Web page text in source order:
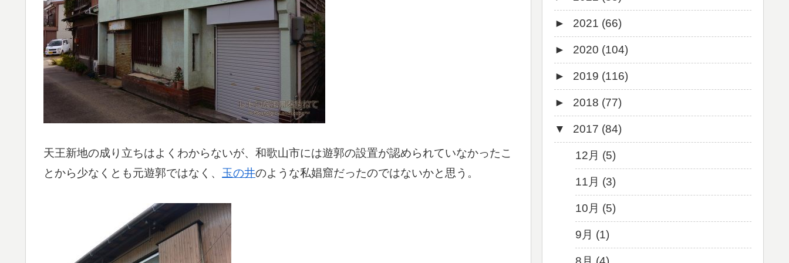
天王新地の成り立ちはよくわからないが、和歌山市には遊郭の設置が認められていなかったこ
とから少なくとも元遊郭ではなく、 玉の井のような私娼窟だったのではないかと思う。
5月 (2)
4月 (3)
3月 (1)
8月 (1)
7月 (8)
6月 (5)
5月 (7)
4月 (9)
3月 (15)
2月 (6)
1月 (10)
12月 (3)
10月 (1)
9月 (4)
8月 (5)
7月 (5)
6月 (8)
5月 (13)
4月 (12)
3月 (13)
► 2021 (66)
12月 (4)
11月 (8)
10月 (1)
8月 (2)
7月 (4)
6月 (6)
5月 (5)
4月 (10)
► 2020 (104)
12月 (7)
11月 (10)
10月 (8)
9月 (5)
8月 (9)
7月 (8)
6月 (3)
► 2019 (116)
12月 (9)
11月 (11)
10月 (9)
9月 (16)
8月 (9)
7月 (11)
► 2018 (77)
12月 (6)
11月 (4)
10月 (8)
9月 (12)
8月 (4)
▼ 2017 (84)
12月 (5)
11月 (3)
10月 (5)
9月 (1)